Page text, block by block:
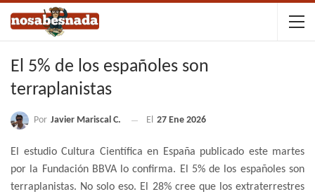
El 5% de los españoles son
terraplanistas
Por Javier Mariscal C. El 27 Ene 2026
El estudio Cultura Científica en España publicado este martes
por la Fundación BBVA lo confirma. El 5% de los españoles son
terraplanistas. No solo eso. El 28% cree que los extraterrestres